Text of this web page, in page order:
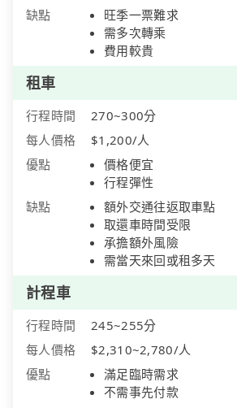
缺點
旺季一票難求
需多次轉乘
費用較貴
租車
行程時間
270~300分
每人價格
$1,200/人
優點
價格便宜
行程彈性
缺點
額外交通往返取車點
取還車時間受限
承擔額外風險
需當天來回或租多天
計程車
行程時間
245~255分
每人價格
$2,310~2,780/人
優點
滿足臨時需求
不需事先付款